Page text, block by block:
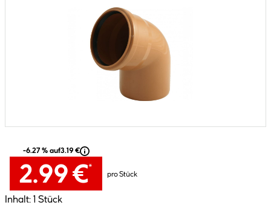
-6.27 % auf3.19 €
2.99 €*
pro Stück
Inhalt: 1 Stück